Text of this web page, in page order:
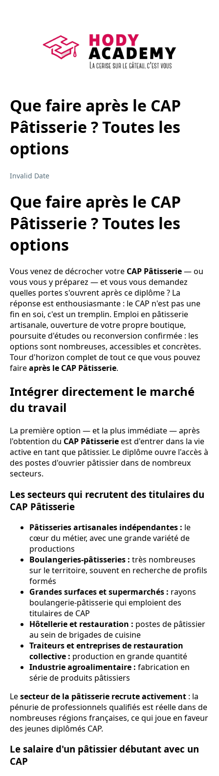
Que faire après le CAP
Pâtisserie ? Toutes les
options
Invalid Date
Que faire après le CAP
Pâtisserie ? Toutes les
options
Vous venez de décrocher votre CAP Pâtisserie— ou
vous vous y préparez — et vous vous demandez
quelles portes s'ouvrent après ce diplôme ? La
réponse est enthousiasmante : le CAP n'est pas une
fin en soi, c'est un tremplin. Emploi en pâtisserie
artisanale, ouverture de votre propre boutique,
poursuite d'études ou reconversion confirmée : les
options sont nombreuses, accessibles et concrètes.
Tour d'horizon complet de tout ce que vous pouvez
faireaprès le CAP Pâtisserie.
Intégrer directement le marché
du travail
La première option — et la plus immédiate — après
l'obtention du CAP Pâtisserieest d'entrer dans la vie
active en tant que pâtissier. Le diplôme ouvre l'accès à
des postes d'ouvrier pâtissier dans de nombreux
secteurs.
Les secteurs qui recrutent des titulaires du
CAP Pâtisserie
Pâtisseries artisanales indépendantes : le
cœur du métier, avec une grande variété de
productions
Boulangeries-pâtisseries : très nombreuses
sur le territoire, souvent en recherche de profils
formés
Grandes surfaces et supermarchés : rayons
boulangerie-pâtisserie qui emploient des
titulaires de CAP
Hôtellerie et restauration : postes de pâtissier
au sein de brigades de cuisine
Traiteurs et entreprises de restauration
collective : production en grande quantité
Industrie agroalimentaire : fabrication en
série de produits pâtissiers
Lesecteur de la pâtisserie recrute activement : la
pénurie de professionnels qualifiés est réelle dans de
nombreuses régions françaises, ce qui joue en faveur
des jeunes diplômés CAP.
Le salaire d'un pâtissier débutant avec un
CAP